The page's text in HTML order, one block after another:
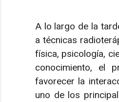
A lo largo de la
a técnicas
física, psicología,
conocimiento, el
favorecer la
uno de los